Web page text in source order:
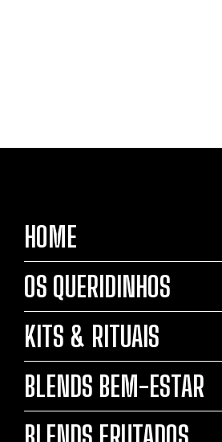
HOME
OS QUERIDINHOS
KITS & RITUAIS
BLENDS BEM-ESTAR